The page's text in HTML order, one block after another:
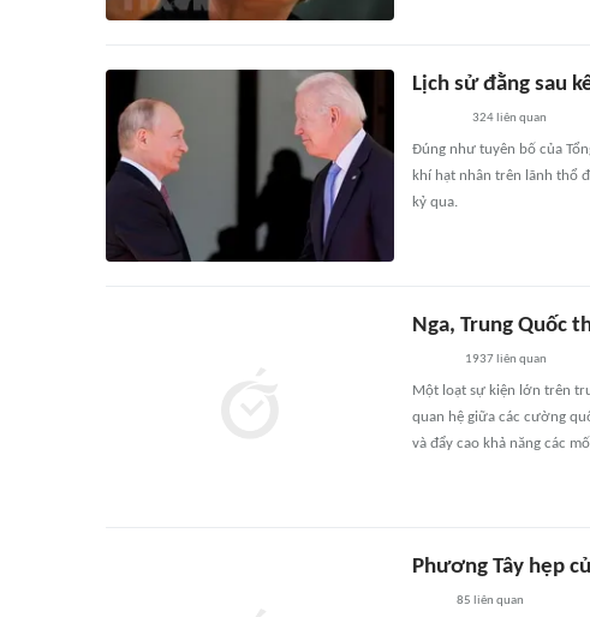
Lịch sử đằng sau
324 liên quan
Đúng như tuyên bố của
khí hạt nhân trên lãnh thổ
kỷ qua.
Nga, Trung Quốc
1937 liên quan
Một loạt sự kiện lớn trên
quan hệ giữa các cường
và đẩy cao khả năng các
Phương Tây hẹp
85 liên quan